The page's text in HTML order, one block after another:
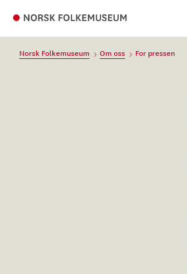
Norsk Folkemuseum Om oss For pressen